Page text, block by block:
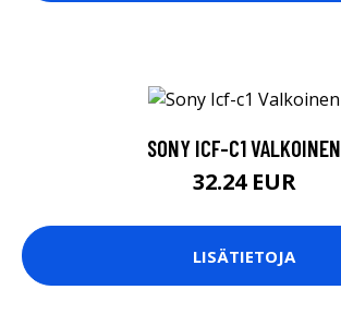
SONY ICF-C1 VALKOINEN
32.24 EUR
LISÄTIETOJA